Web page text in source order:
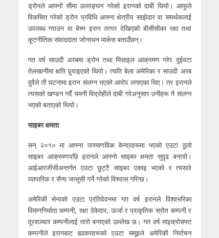
ड्रोनले आफ्नो सीमा उल्लङ्घन गरेको इरानको दाबी थियो। आफूले
विकसित गरेको ड्रोन प्रविधि आफ्ना क्षेत्रीय साझेदार वा समर्थकलाई
उपलब्ध गराउन वा बेच्न इरान तत्पर देखिएको बीसीसीका रक्षा तथा
कूटनीतिक संवाददाता जोनाथन मार्कस बताउँछन्।
गत वर्ष साउदी अरबमा ड्रोन तथा मिसाइल आक्रमण गरेर दुईवटा
तेलखानीमा क्षति पुर्‍याइएको थियो। त्यति बेला अमेरिका र साउदी अरब
दुवैले ती घटनामा इरान संलग्न भएको आरोप लगाएका थिए। तर इरानले
त्यसको खण्डन गर्दै यमनी विद्रोहीले दाबी गरेअनुसार उनीहरू नै संलग्न
भएको बताएको थियो।
साइबर क्षमता
सन् २०१० मा आफ्ना पारमाणविक केन्द्रहरूमा भएको एउटा ठूलो
साइबर आक्रमणपछि इरानले आफ्नो साइबर क्षमता सुदृढ बनायो।
आईआरजीसीअन्तर्गत एउटा छुट्टै साइबर एकाइ भएको र त्यसले
व्यापारिक र सैन्य जासुसी गर्ने गरेको विश्वास गरिन्छ।
अमेरिकी सेनाको एउटा प्रतिवेदनमा गत वर्ष इरानले विश्वभरिका
विमाननिर्माता कम्पनी, रक्षा ठेकेदार, ऊर्जा र प्राकृतिक स्रोत कम्पनी र
दूरसञ्चार कम्पनीलाई तारो बनाएको उल्लेख छ। गत वर्ष माइक्रोसफ्ट
कम्पनीले इरानबाट ह्याकरहरूको एउटा समूहले अमेरिकी निर्वाचन